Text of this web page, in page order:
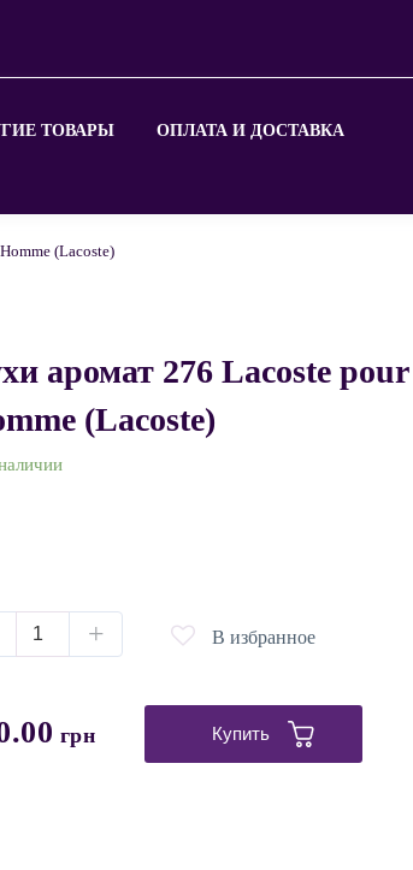
ТОВАРЫ ОПЛАТА И ДОСТАВКА
(Lacoste)
аромат 276 Lacoste pour
(Lacoste)
+ В избранное
грн Купить